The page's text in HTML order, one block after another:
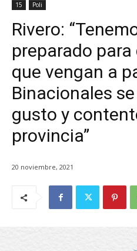
15 Poli
Rivero:
preparado
que vengan a
Binacionales
gusto y
provincia”
20 noviembre, 2021